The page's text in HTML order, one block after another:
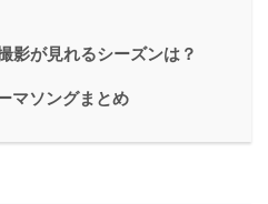
影が見れるシーズンは？
マソングまとめ